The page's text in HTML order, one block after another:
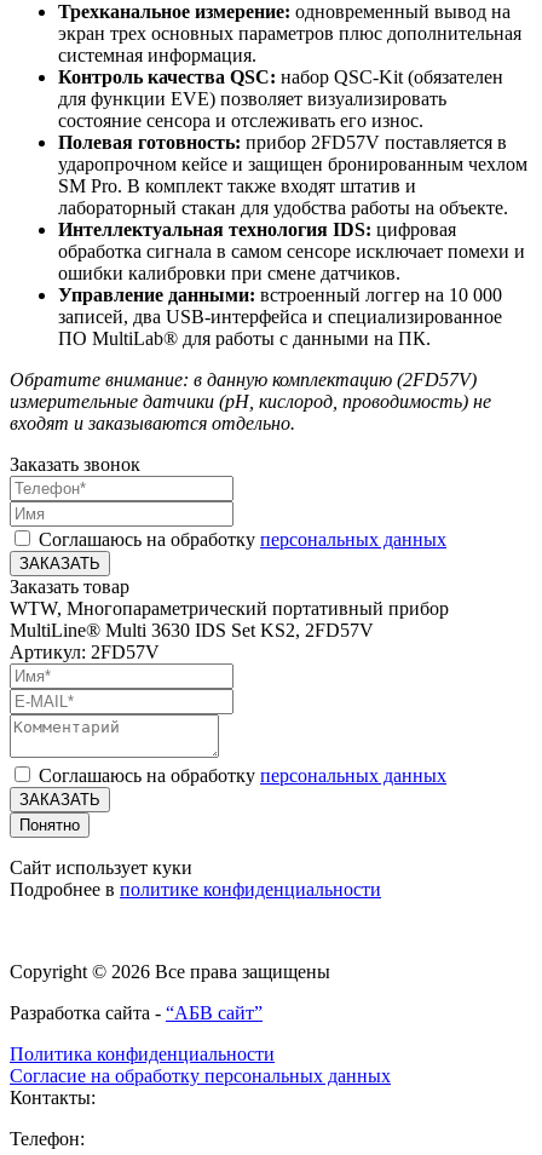
Трехканальное измерение: одновременный вывод на
экран трех основных параметров плюс дополнительная
системная информация.
Контроль качества QSC: набор QSC-Kit (обязателен
для функции EVE) позволяет визуализировать
состояние сенсора и отслеживать его износ.
Полевая готовность: прибор 2FD57V поставляется в
ударопрочном кейсе и защищен бронированным чехлом
SM Pro. В комплект также входят штатив и
лабораторный стакан для удобства работы на объекте.
Интеллектуальная технология IDS: цифровая
обработка сигнала в самом сенсоре исключает помехи и
ошибки калибровки при смене датчиков.
Управление данными: встроенный логгер на 10 000
записей, два USB-интерфейса и специализированное
ПО MultiLab® для работы с данными на ПК.
Обратите внимание: в данную комплектацию (2FD57V)
измерительные датчики (pH, кислород, проводимость) не
входят и заказываются отдельно.
Заказать звонок
Соглашаюсь на обработку персональных данных
ЗАКАЗАТЬ
Заказать товар
WTW, Многопараметрический портативный прибор
MultiLine® Multi 3630 IDS Set KS2, 2FD57V
Артикул: 2FD57V
Соглашаюсь на обработку персональных данных
ЗАКАЗАТЬ
Понятно
Сайт использует куки
Подробнее в политике конфиденциальности
Copyright © 2026 Все права защищены
Разработка сайта - “АБВ сайт”
Политика конфиденциальности
Согласие на обработку персональных данных
Контакты:
Телефон: